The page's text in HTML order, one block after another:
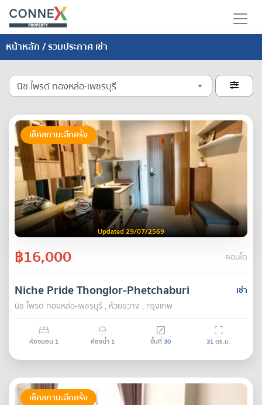
หน้าหลัก/ รวมประกาศ เช่า
นิช ไพรด์ ทองหล่อ-เพชรบุรี 
เช็คสถานะอีกครั้ง
Updated 29/07/2569
฿16,000 คอนโด
เช่า
Niche Pride Thonglor-Phetchaburi
นิช ไพรด์ ทองหล่อ-เพชรบุรี , ห้วยขวาง , กรุงเทพ
ห้องนอน 1 ห้องน้ำ 1 ชั้นที่30 31ตร.ม.
เช็คสถานะอีกครั้ง